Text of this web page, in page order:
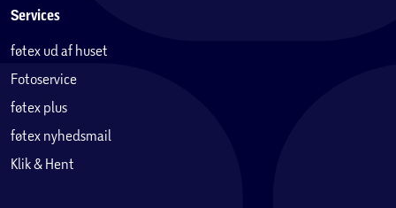
Services
føtex ud af huset
Fotoservice
føtex plus
føtex nyhedsmail
Klik & Hent